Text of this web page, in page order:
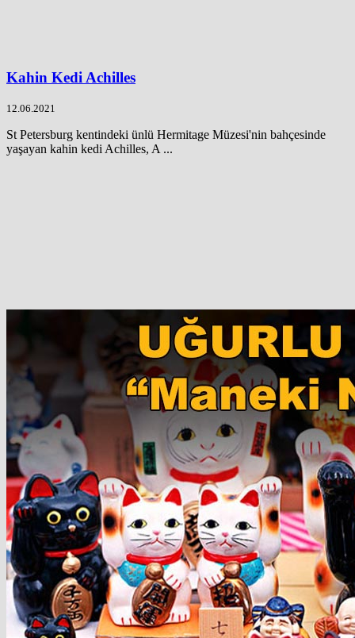
Kahin Kedi Achilles
12.06.2021
St Petersburg kentindeki ünlü Hermitage Müzesi'nin bahçesinde
yaşayan kahin kedi Achilles, A ...